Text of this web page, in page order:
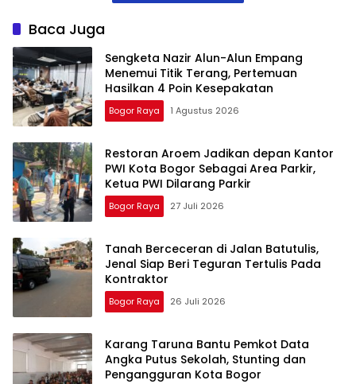
Baca Juga
Sengketa Nazir Alun-Alun Empang
Menemui Titik Terang, Pertemuan
Hasilkan 4 Poin Kesepakatan
Bogor Raya 1 Agustus 2026
Restoran Aroem Jadikan depan Kantor
PWI Kota Bogor Sebagai Area Parkir,
Ketua PWI Dilarang Parkir
Bogor Raya 27 Juli 2026
Tanah Berceceran di Jalan Batutulis,
Jenal Siap Beri Teguran Tertulis Pada
Kontraktor
Bogor Raya 26 Juli 2026
Karang Taruna Bantu Pemkot Data
Angka Putus Sekolah, Stunting dan
Pengangguran Kota Bogor